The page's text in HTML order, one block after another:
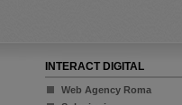
INTERACT DIGITAL
Web Agency Roma